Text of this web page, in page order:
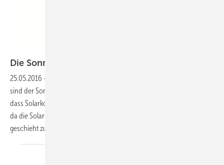
Die Sonnenkraft richtig
25.05.2016 -
sind der Sonneneinstrahlung schutzlos ausgeliefert. Das führt da zu,
dass Solarkollektoren schon früh am Tag keinen Ertrag mehr bringen
da die Solarschutzschaltung die Solarpumpe abschaltet. Dies
geschieht zum Schutz der Bauteile in einer